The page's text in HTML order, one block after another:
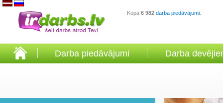
Kopā 6 982 darba piedāvājumi
Darba piedāvājumi Darba